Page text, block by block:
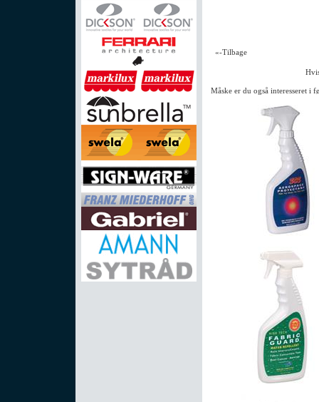
«-Tilbage
Måske er du også interesseret i